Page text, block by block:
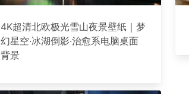
4K超清北欧极光雪山夜景壁纸｜梦
幻星空·冰湖倒影·治愈系电脑桌面
背景